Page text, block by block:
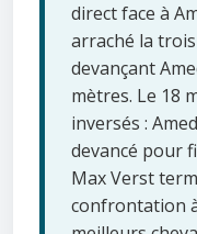
direct face à
arraché la
devançant
mètres. Le 18
inversés :
devancé pour
Max Verst
confrontation